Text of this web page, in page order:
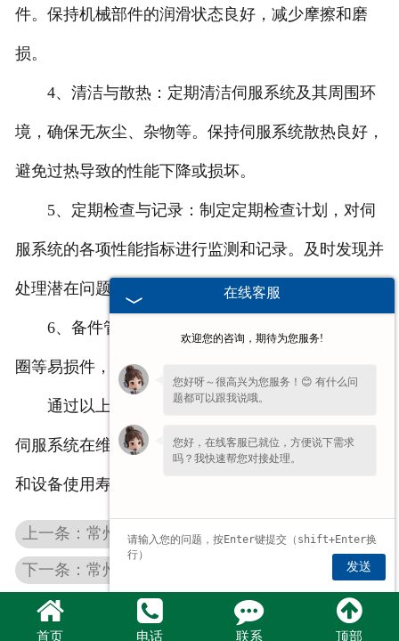
常州国产品牌伺服阀维修
件。保持机械部件的润滑状态良好，减少摩擦和磨
损。
4、清洁与散热：定期清洁伺服系统及其周围环
境，确保无灰尘、杂物等。保持伺服系统散热良好，
避免过热导致的性能下降或损坏。
5、定期检查与记录：制定定期检查计划，对伺
服系统的各项性能指标进行监测和记录。及时发现并
处理潜在问题，防止故障扩大。
6、备件管理：准备适量的备件，如滤芯、密封
圈等易损件，以便在需要时能够及时更换。
通过以上日常维护要求的实施，可以确保施耐德
伺服系统在维修后能够长期稳定运行，提高生产效率
和设备使用寿命。
上一条：常州atos比例阀
下一条：常州维修schneider伺服阀
首页 电话 联系 顶部
在线客服
欢迎您的咨询，期待为您服务!
您好呀～很高兴为您服务！😊 有什么问
题都可以跟我说哦。
您好，在线客服已就位，方便说下需求
吗？我快速帮您对接处理。
发送